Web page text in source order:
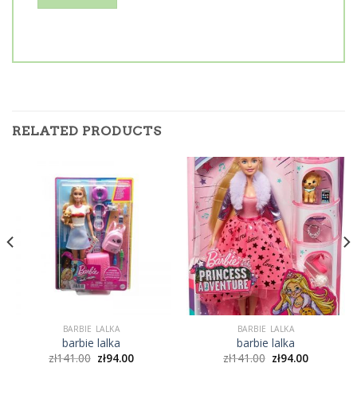
RELATED PRODUCTS
BARBIE LALKA
barbie lalka
zł141.00 zł94.00
BARBIE LALKA
barbie lalka
zł141.00 zł94.00